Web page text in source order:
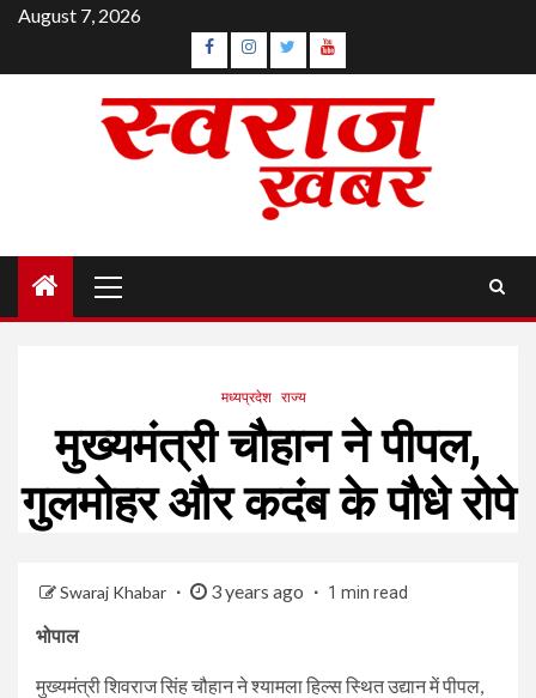
Skip
content
August 7, 2026
Facebook
Instagram
TwitterYouTube
Menu
मध्यप्रदेश राज्य
मुख्यमंत्री चौहान ने पीपल,
गुलमोहर और कदंब के पौधे रोपे
Swaraj Khabar 3 years ago 1 min read
भोपाल
मुख्यमंत्री शिवराज सिंह चौहान ने श्यामला हिल्स स्थित उद्यान में पीपल,